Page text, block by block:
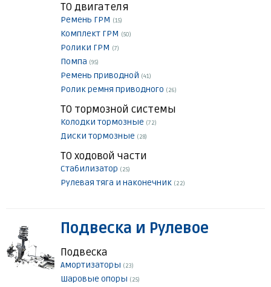
ТО двигателя
Ремень ГРМ (15)
Комплект ГРМ (50)
Ролики ГРМ (7)
Помпа (95)
Ремень приводной (41)
Ролик ремня приводного (26)
ТО тормозной системы
Колодки тормозные (72)
Диски тормозные (28)
ТО ходовой части
Стабилизатор (25)
Рулевая тяга и наконечник (22)
Подвеска и Рулевое
Подвеска
Амортизаторы (23)
Шаровые опоры (25)